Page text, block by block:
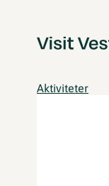
Aktiviteter